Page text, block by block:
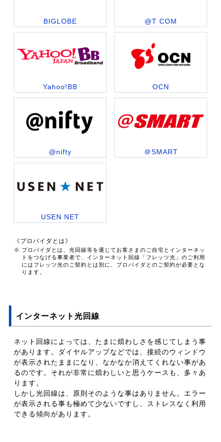
BIGLOBE @T COM
Yahoo!BB OCN
@nifty ＠SMART
USEN NET
《プロバイダとは》
※ プロバイダとは、光回線等を通じてお客さまのご自宅とインターネッ
トをつなげる事業者で、インターネット回線「フレッツ光」のご利用
にはフレッツ光のご契約とは別に、プロバイダとのご契約が必要とな
ります。
インターネット光回線
ネット回線によっては、たまに煩わしさを感じてしまう事
があります。ダイヤルアップなどでは、接続のウィンドウ
が表示されたままになり、なかなか消えてくれない事があ
るのです。それが非常に煩わしいと思うケースも、多々あ
ります。
しかし光回線は、原則そのような事はありません。エラー
が表示される事も極めて少ないですし、ストレスなく利用
できる傾向があります。